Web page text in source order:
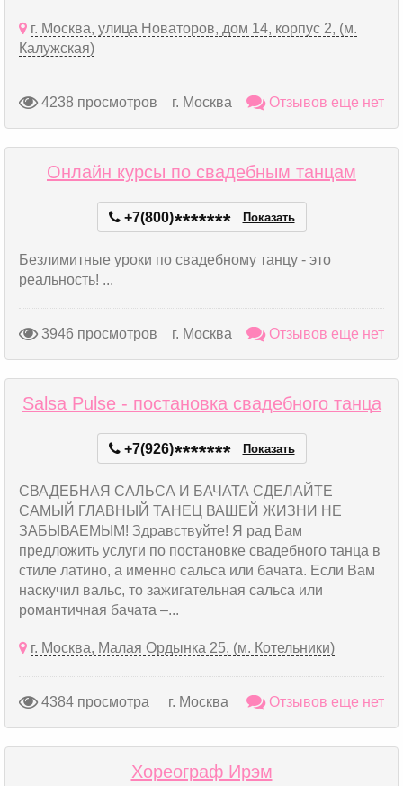
г. Москва, улица Новаторов, дом 14, корпус 2, (м.
Калужская)
4238 просмотров г. Москва Отзывов еще нет
Онлайн курсы по свадебным танцам
+7(800)******* Показать
Безлимитные уроки по свадебному танцу - это
реальность! ...
3946 просмотров г. Москва Отзывов еще нет
Salsa Pulse - постановка свадебного танца
+7(926)******* Показать
СВАДЕБНАЯ САЛЬСА И БАЧАТА СДЕЛАЙТЕ
САМЫЙ ГЛАВНЫЙ ТАНЕЦ ВАШЕЙ ЖИЗНИ НЕ
ЗАБЫВАЕМЫМ! Здравствуйте! Я рад Вам
предложить услуги по постановке свадебного танца в
стиле латино, а именно сальса или бачата. Если Вам
наскучил вальс, то зажигательная сальса или
романтичная бачата –...
г. Москва, Малая Ордынка 25, (м. Котельники)
4384 просмотра г. Москва Отзывов еще нет
Хореограф Ирэм